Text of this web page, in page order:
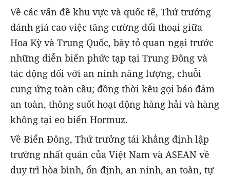
Về các vấn đề khu vực và quốc tế, Thứ trưởng
đánh giá cao việc tăng cường đối thoại giữa
Hoa Kỳ và Trung Quốc, bày tỏ quan ngại trước
những diễn biến phức tạp tại Trung Đông và
tác động đối với an ninh năng lượng, chuỗi
cung ứng toàn cầu; đồng thời kêu gọi bảo đảm
an toàn, thông suốt hoạt động hàng hải và hàng
không tại eo biển Hormuz.
Về Biển Đông, Thứ trưởng tái khẳng định lập
trường nhất quán của Việt Nam và ASEAN về
duy trì hòa bình, ổn định, an ninh, an toàn, tự